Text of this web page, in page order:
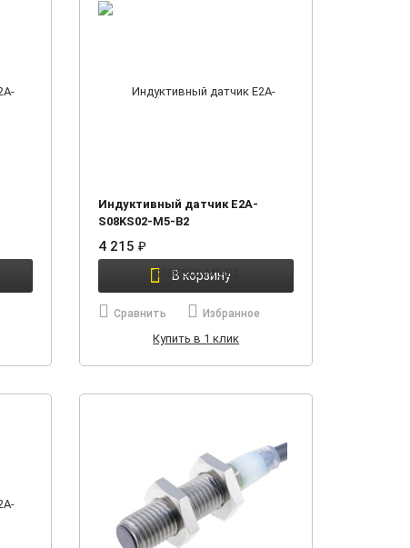
Индуктивный датчик E2A-
S08KS02-M5-B2
4 215₽
В корзину
Сравнить Избранное
Купить в 1 клик